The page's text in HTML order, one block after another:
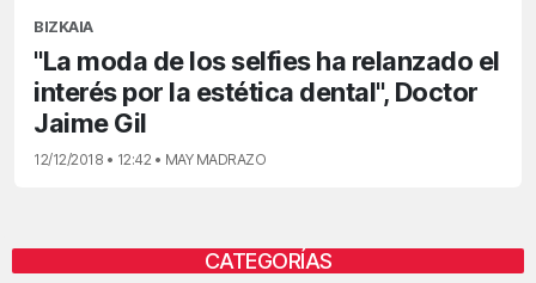
BIZKAIA
"La moda de los selfies ha relanzado el
interés por la estética dental", Doctor
Jaime Gil
12/12/2018 • 12:42 • MAY MADRAZO
CATEGORÍAS